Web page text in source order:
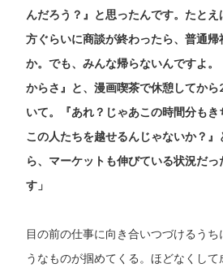
んだろう？』と思ったんです。たと
方ぐらいに商談が終わったら、普通
か。でも、みんな帰らないんですよ
からさ』と、漫画喫茶で休憩してか
いて。『あれ？じゃあこの時間分もき
この人たちを越せるんじゃないか？
ら、マーケットも伸びている状況だ
す」
目の前の仕事に向き合いつづけるうち
うなものが掴めてくる。ほどなくして